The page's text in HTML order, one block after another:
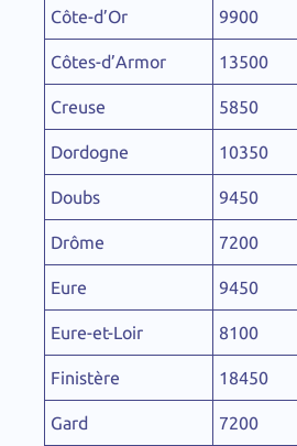
Côte-d’Or 9900
Côtes-d’Armor 13500
Creuse 5850
Dordogne 10350
Doubs 9450
Drôme 7200
Eure 9450
Eure-et-Loir 8100
Finistère 18450
Gard 7200